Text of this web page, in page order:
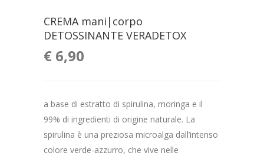
CREMA mani|corpo
DETOSSINANTE VERADETOX
€ 6,90
a base di estratto di spirulina, moringa e il
99% di ingredienti di origine naturale. La
spirulina è una preziosa microalga dall’intenso
colore verde-azzurro, che vive nelle